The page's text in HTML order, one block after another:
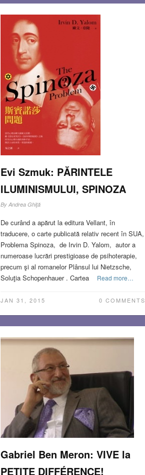
Evi Szmuk: PĂRINTELE
ILUMINISMULUI, SPINOZA
By Andrea Ghiţă
De curând a apărut la editura Vellant, în
traducere, o carte publicată relativ recent în SUA,
Problema Spinoza, de Irvin D. Yalom, autor a
numeroase lucrări prestigioase de psihoterapie,
precum şi al romanelor Plânsul lui Nietzsche,
Soluţia Schopenhauer . Cartea
Read more…
JAN 31, 2015 0 COMMENTS
Gabriel Ben Meron: VIVE la
PETITE DIFFÉRENCE!